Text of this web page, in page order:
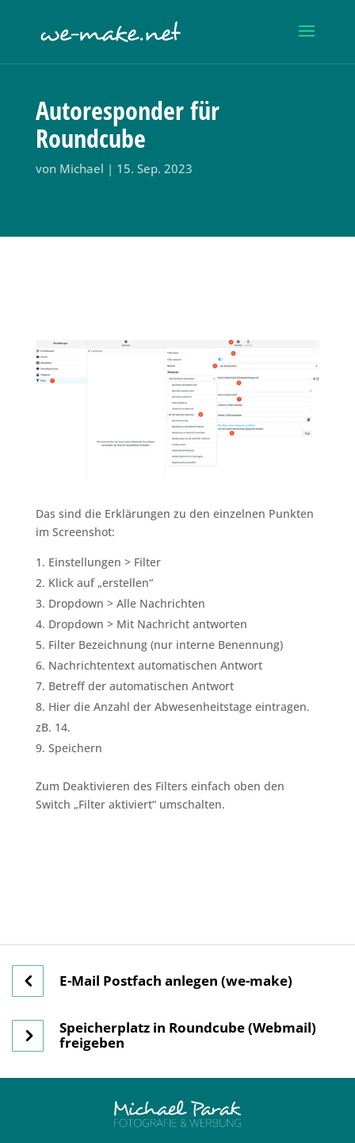
Autoresponder für
Roundcube
von Michael | 15. Sep. 2023
Das sind die Erklärungen zu den einzelnen Punkten
im Screenshot:
Einstellungen > Filter
Klick auf „erstellen“
Dropdown > Alle Nachrichten
Dropdown > Mit Nachricht antworten
Filter Bezeichnung (nur interne Benennung)
Nachrichtentext automatischen Antwort
Betreff der automatischen Antwort
Hier die Anzahl der Abwesenheitstage eintragen.
zB. 14.
Speichern
Zum Deaktivieren des Filters einfach oben den
Switch „Filter aktiviert“ umschalten.
E-Mail Postfach anlegen (we-make)
Speicherplatz in Roundcube (Webmail)
freigeben